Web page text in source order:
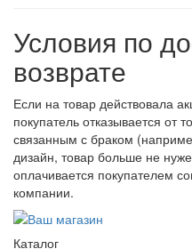
Условия по
возврате
Если на товар действовала
покупатель отказывается от
связанным с браком
дизайн, товар больше не
оплачивается покупателем
компании.
Каталог